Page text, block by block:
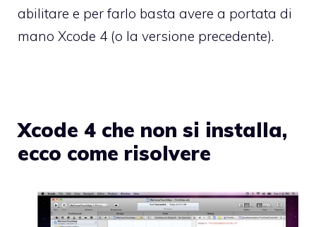
abilitare e per farlo basta avere a portata di
mano Xcode 4 (o la versione precedente).
Xcode 4 che non si installa,
ecco come risolvere